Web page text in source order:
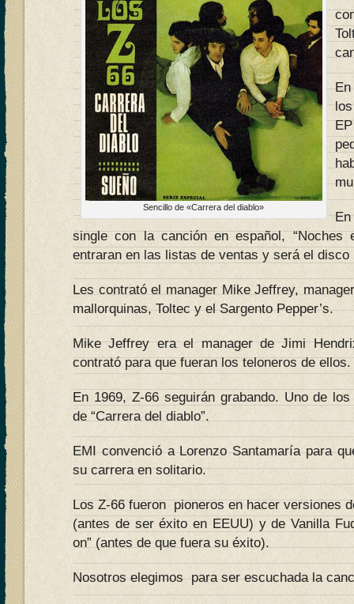
Sencillo de «Carrera del diablo»
single con la canción en español, “Noches
entraran en las listas de ventas y será el disco
Les contrató el manager Mike Jeffrey,
mallorquinas, Toltec y el Sargento Pepper’s.
Mike Jeffrey era el manager de Jimi
contrató para que fueran los teloneros de ellos.
En 1969, Z-66 seguirán grabando. Uno de
de “Carrera del diablo”.
EMI convenció a Lorenzo Santamaría para
su carrera en solitario.
Los Z-66 fueron pioneros en hacer versiones
(antes de ser éxito en EEUU) y de Vanilla
on” (antes de que fuera su éxito).
Nosotros elegimos para ser escuchada la